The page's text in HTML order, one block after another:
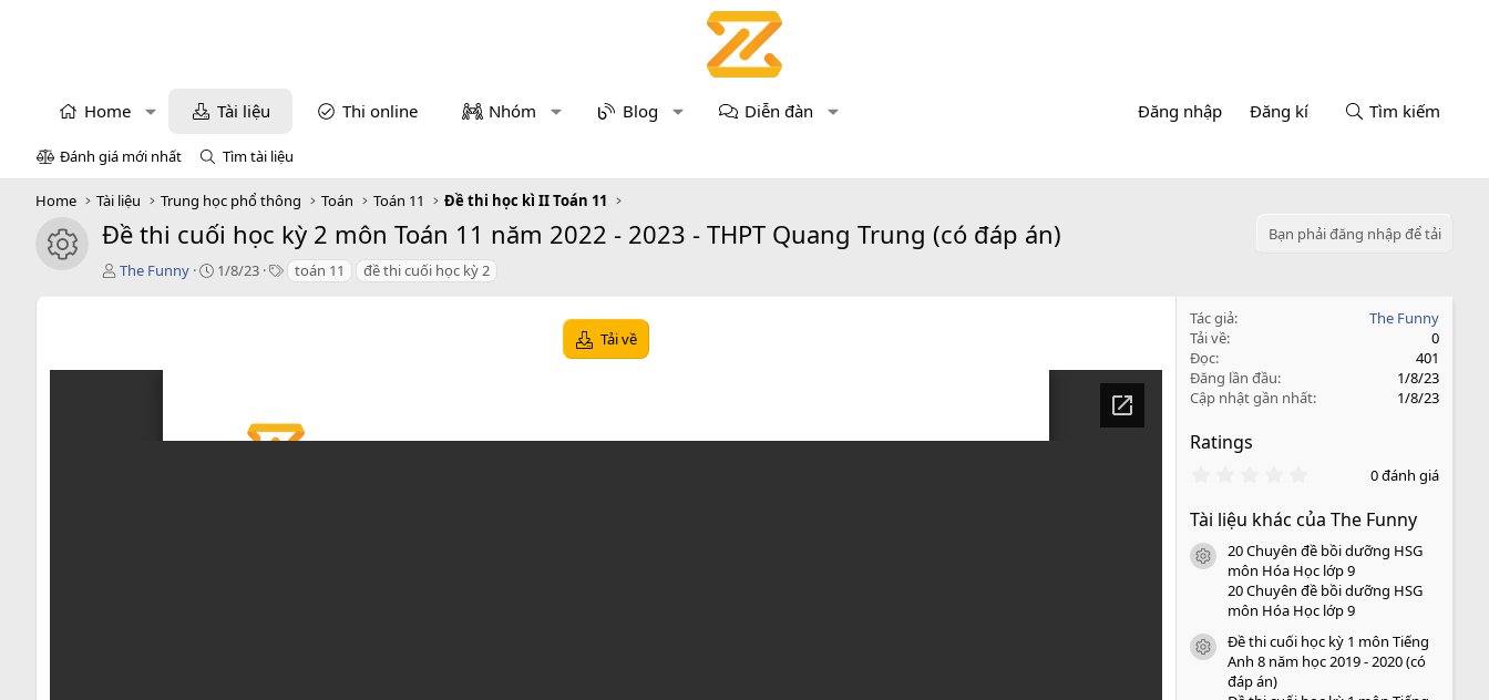
Home Tài liệu Thi online Nhóm Blog Diễn đàn Đăng nhập Đăng kí Tìm kiếm
Đánh giá mới nhất Tìm tài liệu
Home Tài liệu Trung học phổ thông Toán Toán 11 Đề thi học kì II Toán 11
icon tài liệu
Đề thi cuối học kỳ 2 môn Toán 11 năm 2022 - 2023 - THPT Quang Trung (có đáp án)
Bạn phải đăng nhập để tải
T
ả
The Funny
C1/8/23
T toán 11 đề thi cuối học kỳ 2
Tải về
Tác giả
The Funny
Tải về
0
Đọc
401
Đăng lần đầu
1/8/23
Cập nhật gần nhất
1/8/23
Ratings
0
0
s
a
o
0 đánh giá
Tài liệu khác của The Funny
icon tài liệu
20 Chuyên đề bồi dưỡng HSG
môn Hóa Học lớp 9
20 Chuyên đề bồi dưỡng HSG
môn Hóa Học lớp 9
icon tài liệu
Đề thi cuối học kỳ 1 môn Tiếng
Anh 8 năm học 2019 - 2020 (có
đáp án)